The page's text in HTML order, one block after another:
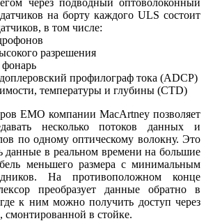
на борту каждого ULS состоит
в том числе:
разрешения
профилограф тока (ADCP)
температуры и глубины (CTD)
EMO компании MacArtney позволяет
несколько потоков данных и
по одному оптическому волокну. Это
данные в реальном времени на большие
меньшего размера с минимальным
На противоположном конце
преобразует данные обратно в
к ним можно получить доступ через
смонтированной в стойке.